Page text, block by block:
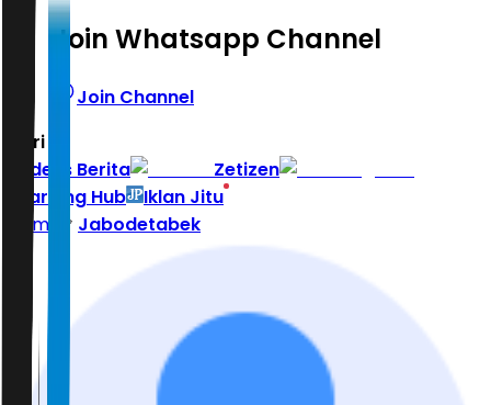
Join Whatsapp Channel
Join Channel
Hari ini
Indeks Berita
Zetizen
Learning Hub
Iklan Jitu
Home
Jabodetabek